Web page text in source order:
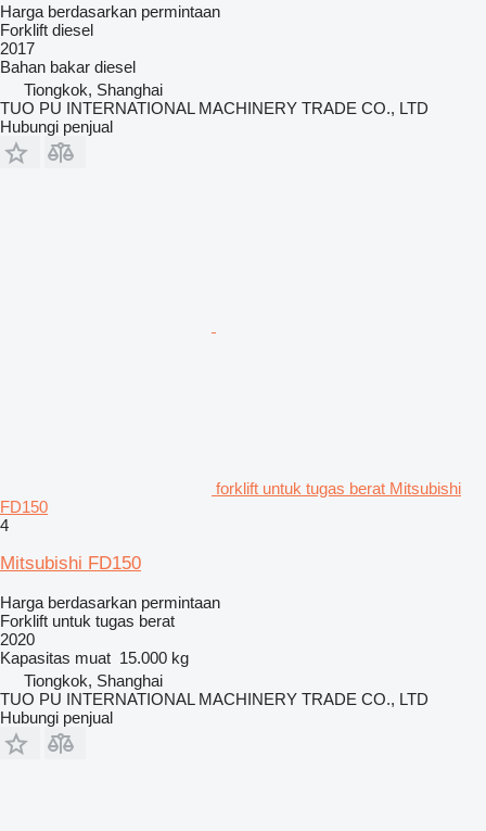
Harga berdasarkan permintaan
Forklift diesel
2017
Bahan bakar diesel
Tiongkok, Shanghai
TUO PU INTERNATIONAL MACHINERY TRADE CO., LTD
Hubungi penjual
forklift untuk tugas berat Mitsubishi
FD150
4
Mitsubishi FD150
Harga berdasarkan permintaan
Forklift untuk tugas berat
2020
Kapasitas muat 15.000 kg
Tiongkok, Shanghai
TUO PU INTERNATIONAL MACHINERY TRADE CO., LTD
Hubungi penjual